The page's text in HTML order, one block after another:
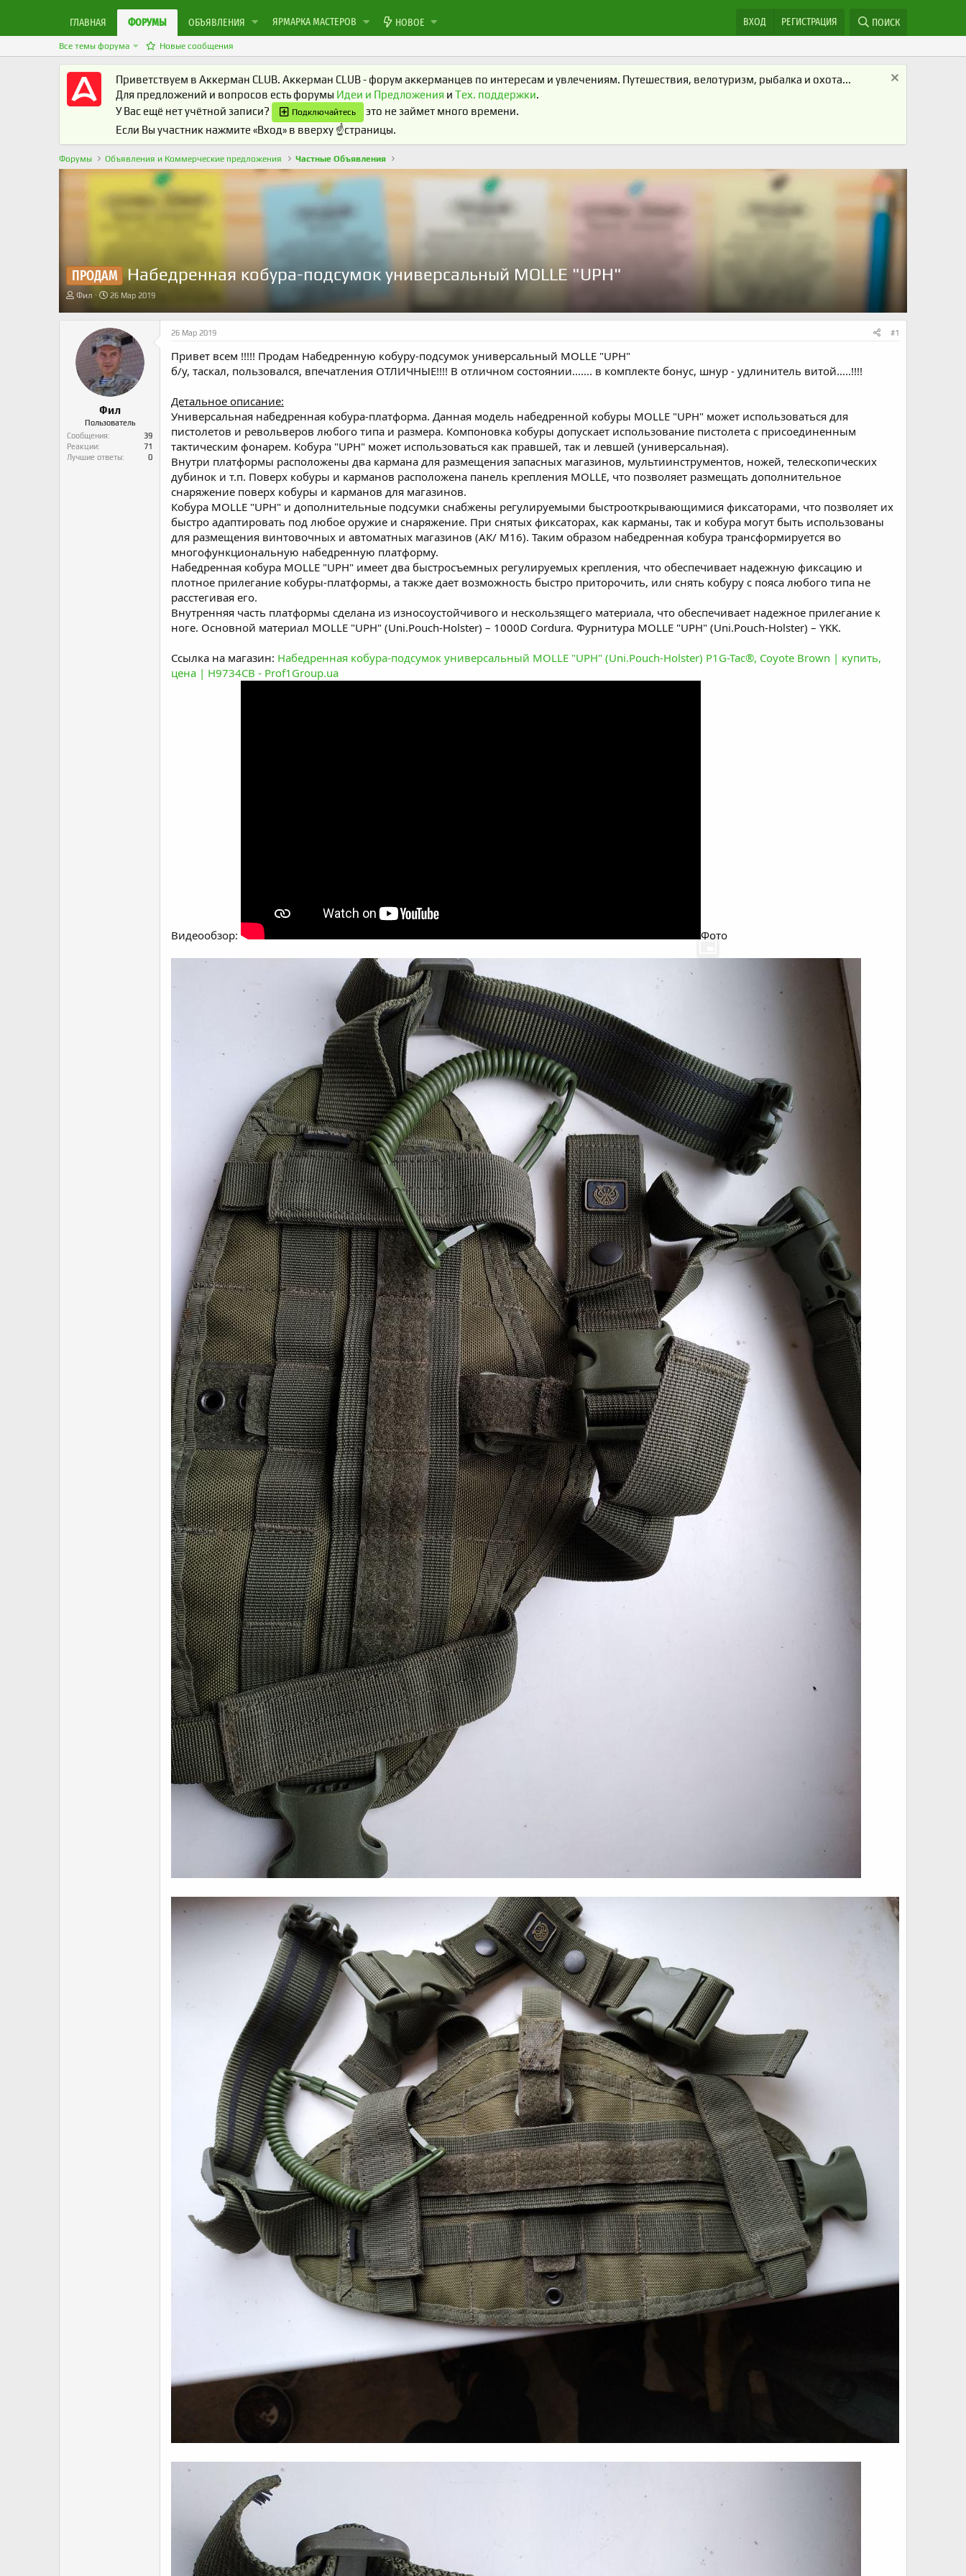
ГЛАВНАЯ ФОРУМЫ ОБЪЯВЛЕНИЯ ЯРМАРКА МАСТЕРОВ НОВОЕ ВХОД РЕГИСТРАЦИЯ ПОИСК
Все темы форума Новые сообщения
Приветствуем в Аккерман CLUB. Аккерман CLUB - форум аккерманцев по интересам и увлечениям. Путешествия, велотуризм, рыбалка и охота...
Для предложений и вопросов есть форумы Идеи и Предложения и Тех. поддержки.
У Вас ещё нет учётной записи?
Подключайтесь
это не займет много времени.
Если Вы участник нажмите «Вход» в вверху ☝️страницы.
Форумы Объявления и Коммерческие предложения Частные Объявления
ПРОДАМ Набедренная кобура-подсумок универсальный MOLLE "UPH"
А
т
е
м
Фил
Д
а
н
а
ч
а
л
а
26 Мар 2019
Фил
Пользователь
Сообщения
39
Реакции
71
Лучшие ответы
0
26 Мар 2019 #1
Привет всем !!!!! Продам Набедренную кобуру-подсумок универсальный MOLLE "UPH"
б/у, таскал, пользовался, впечатления ОТЛИЧНЫЕ!!!! В отличном состоянии....... в комплекте бонус, шнур - удлинитель витой.....!!!!
Детальное описание:
Универсальная набедренная кобура-платформа. Данная модель набедренной кобуры MOLLE "UPH" может использоваться для
пистолетов и револьверов любого типа и размера. Компоновка кобуры допускает использование пистолета с присоединенным
тактическим фонарем. Кобура "UPH" может использоваться как правшей, так и левшей (универсальная).
Внутри платформы расположены два кармана для размещения запасных магазинов, мультиинструментов, ножей, телескопических
дубинок и т.п. Поверх кобуры и карманов расположена панель крепления MOLLE, что позволяет размещать дополнительное
снаряжение поверх кобуры и карманов для магазинов.
Кобура MOLLE "UPH" и дополнительные подсумки снабжены регулируемыми быстрооткрывающимися фиксаторами, что позволяет их
быстро адаптировать под любое оружие и снаряжение. При снятых фиксаторах, как карманы, так и кобура могут быть использованы
для размещения винтовочных и автоматных магазинов (АК/ М16). Таким образом набедренная кобура трансформируется во
многофункциональную набедренную платформу.
Набедренная кобура MOLLE "UPH" имеет два быстросъемных регулируемых крепления, что обеспечивает надежную фиксацию и
плотное прилегание кобуры-платформы, а также дает возможность быстро приторочить, или снять кобуру с пояса любого типа не
расстегивая его.
Внутренняя часть платформы сделана из износоустойчивого и нескользящего материала, что обеспечивает надежное прилегание к
ноге. Основной материал MOLLE "UPH" (Uni.Pouch-Holster) – 1000D Cordura. Фурнитура MOLLE "UPH" (Uni.Pouch-Holster) – YKK.
Ссылка на магазин: Набедренная кобура-подсумок универсальный MOLLE "UPH" (Uni.Pouch-Holster) P1G-Tac®, Coyote Brown | купить,
цена | H9734CB - Prof1Group.ua
Видеообзор: Фото